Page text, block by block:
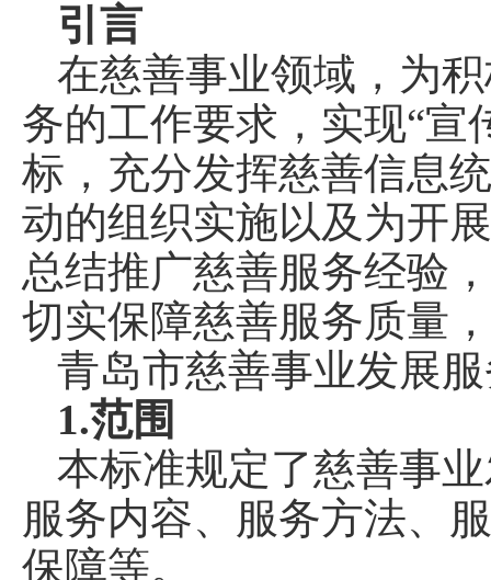
引言
在慈善事业领域，为
务的工作要求，实现“宣
标，充分发挥慈善信息
动的组织实施以及为开
总结推广慈善服务经验
切实保障慈善服务质量
青岛市慈善事业发展
1.范围
本标准规定了慈善事
服务内容、服务方法、
保障等。